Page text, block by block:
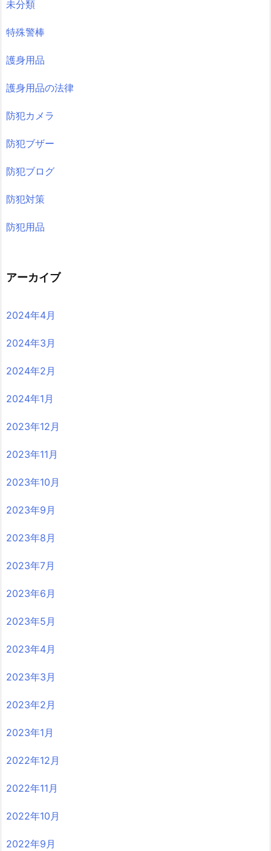
未分類
特殊警棒
護身用品
護身用品の法律
防犯カメラ
防犯ブザー
防犯ブログ
防犯対策
防犯用品
アーカイブ
2024年4月
2024年3月
2024年2月
2024年1月
2023年12月
2023年11月
2023年10月
2023年9月
2023年8月
2023年7月
2023年6月
2023年5月
2023年4月
2023年3月
2023年2月
2023年1月
2022年12月
2022年11月
2022年10月
2022年9月